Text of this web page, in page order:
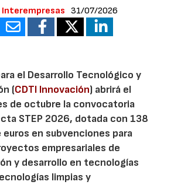
Interempresas 31/07/2026
el Desarrollo Tecnológico y
(CDTI Innovación) abrirá el
de octubre la convocatoria
STEP 2026, dotada con 138
euros en subvenciones para
empresariales de
y desarrollo en tecnologías
limpias y